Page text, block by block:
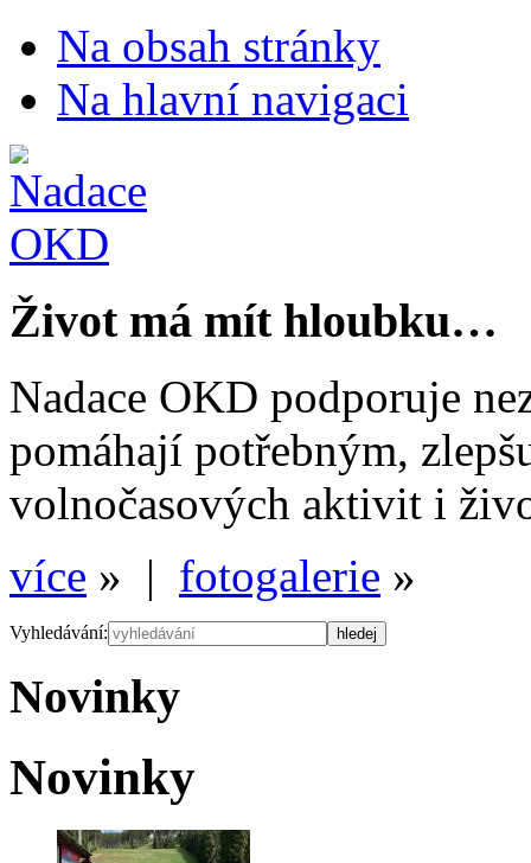
Na obsah stránky
Na hlavní navigaci
Život má mít hloubku…
Nadace OKD podporuje
pomáhají potřebným,
volnočasových aktivit i
více » | fotogalerie »
Vyhledávání:
Novinky
Novinky